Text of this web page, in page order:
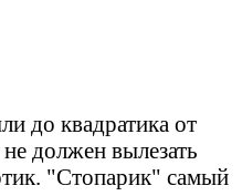
до квадратика от
должен вылезать
"Стопарик" самый